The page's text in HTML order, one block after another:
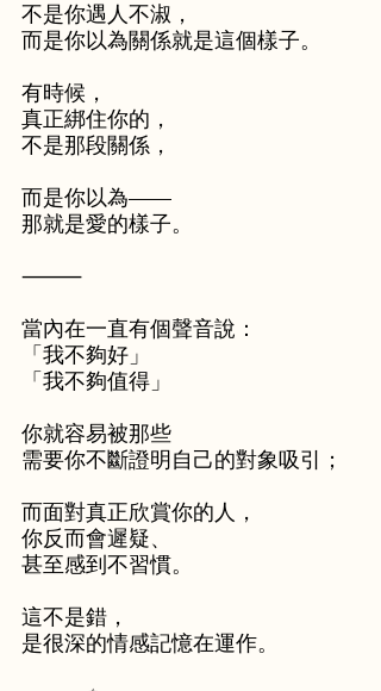
不是你遇人不淑，
而是你以為關係就是這個樣子。
有時候，
真正綁住你的，
不是那段關係，
而是你以為——
那就是愛的樣子。
⸻
當內在一直有個聲音說：
​「我不夠好」
「我不夠值得」
你就容易被那些
需要你不斷證明自己的對象吸引；
而面對真正欣賞你的人，
你反而會遲疑、
甚至感到不習慣。
這不是錯，
是很深的情感記憶在運作。